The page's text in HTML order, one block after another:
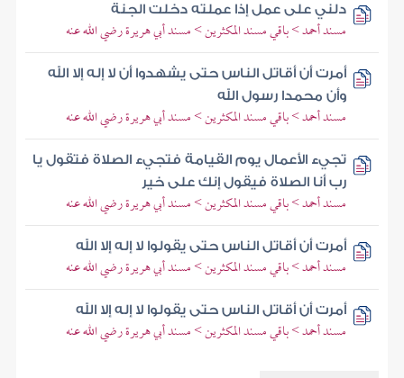
دلني على عمل إذا عملته دخلت الجنة
مسند أحمد > باقي مسند المكثرين > مسند أبي هريرة رضي الله عنه
أمرت أن أقاتل الناس حتى يشهدوا أن لا إله إلا الله
وأن محمدا رسول الله
مسند أحمد > باقي مسند المكثرين > مسند أبي هريرة رضي الله عنه
تجيء الأعمال يوم القيامة فتجيء الصلاة فتقول يا
رب أنا الصلاة فيقول إنك على خير
مسند أحمد > باقي مسند المكثرين > مسند أبي هريرة رضي الله عنه
أمرت أن أقاتل الناس حتى يقولوا لا إله إلا الله
مسند أحمد > باقي مسند المكثرين > مسند أبي هريرة رضي الله عنه
أمرت أن أقاتل الناس حتى يقولوا لا إله إلا الله
مسند أحمد > باقي مسند المكثرين > مسند أبي هريرة رضي الله عنه